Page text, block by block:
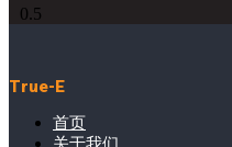
True-E
首页